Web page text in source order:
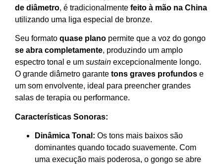
de diâmetro, é tradicionalmente feito à mão na China
utilizando uma liga especial de bronze.
Seu formato quase plano permite que a voz do gongo
se abra completamente, produzindo um amplo
espectro tonal e um sustain excepcionalmente longo.
O grande diâmetro garante tons graves profundos e
um som envolvente, ideal para preencher grandes
salas de terapia ou performance.
Características Sonoras:
Dinâmica Tonal: Os tons mais baixos são
dominantes quando tocado suavemente. Com
uma execução mais poderosa, o gongo se abre